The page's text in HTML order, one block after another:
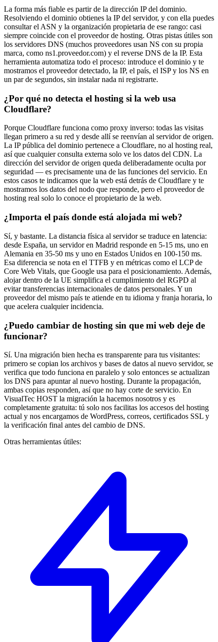
La forma más fiable es partir de la dirección IP del dominio.
Resolviendo el dominio obtienes la IP del servidor, y con ella puedes
consultar el ASN y la organización propietaria de ese rango: casi
siempre coincide con el proveedor de hosting. Otras pistas útiles son
los servidores DNS (muchos proveedores usan NS con su propia
marca, como ns1.proveedor.com) y el reverse DNS de la IP. Esta
herramienta automatiza todo el proceso: introduce el dominio y te
mostramos el proveedor detectado, la IP, el país, el ISP y los NS en
un par de segundos, sin instalar nada ni registrarte.
¿Por qué no detecta el hosting si la web usa
Cloudflare?
Porque Cloudflare funciona como proxy inverso: todas las visitas
llegan primero a su red y desde allí se reenvían al servidor de origen.
La IP pública del dominio pertenece a Cloudflare, no al hosting real,
así que cualquier consulta externa solo ve los datos del CDN. La
dirección del servidor de origen queda deliberadamente oculta por
seguridad — es precisamente una de las funciones del servicio. En
estos casos te indicamos que la web está detrás de Cloudflare y te
mostramos los datos del nodo que responde, pero el proveedor de
hosting real solo lo conoce el propietario de la web.
¿Importa el país donde está alojada mi web?
Sí, y bastante. La distancia física al servidor se traduce en latencia:
desde España, un servidor en Madrid responde en 5-15 ms, uno en
Alemania en 35-50 ms y uno en Estados Unidos en 100-150 ms.
Esa diferencia se nota en el TTFB y en métricas como el LCP de
Core Web Vitals, que Google usa para el posicionamiento. Además,
alojar dentro de la UE simplifica el cumplimiento del RGPD al
evitar transferencias internacionales de datos personales. Y un
proveedor del mismo país te atiende en tu idioma y franja horaria, lo
que acelera cualquier incidencia.
¿Puedo cambiar de hosting sin que mi web deje de
funcionar?
Sí. Una migración bien hecha es transparente para tus visitantes:
primero se copian los archivos y bases de datos al nuevo servidor, se
verifica que todo funciona en paralelo y solo entonces se actualizan
los DNS para apuntar al nuevo hosting. Durante la propagación,
ambas copias responden, así que no hay corte de servicio. En
VisualTec HOST la migración la hacemos nosotros y es
completamente gratuita: tú solo nos facilitas los accesos del hosting
actual y nos encargamos de WordPress, correos, certificados SSL y
la verificación final antes del cambio de DNS.
Otras herramientas útiles: